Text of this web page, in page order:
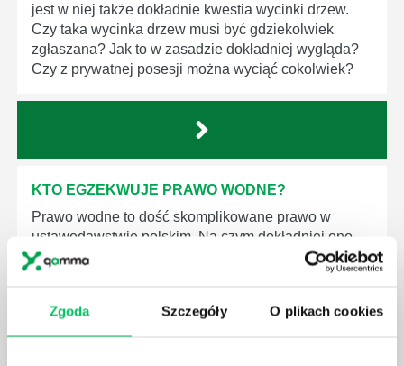
Zgoda Szczegóły O plikach cookies
jest w niej także dokładnie kwestia wycinki drzew.
Czy taka wycinka drzew musi być gdziekolwiek
zgłaszana? Jak to w zasadzie dokładniej wygląda?
Czy z prywatnej posesji można wyciąć cokolwiek?
KTO EGZEKWUJE PRAWO WODNE?
Prawo wodne to dość skomplikowane prawo w
ustawodawstwie polskim. Na czym dokładniej ono
polega? Kogo w zasadzie obowiązuje? Jak wygląda
egzekwowanie prawa wodnego? Na te pytania